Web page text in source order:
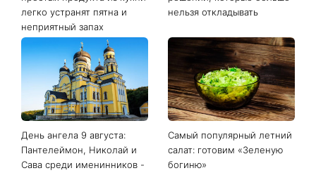
Последние новости